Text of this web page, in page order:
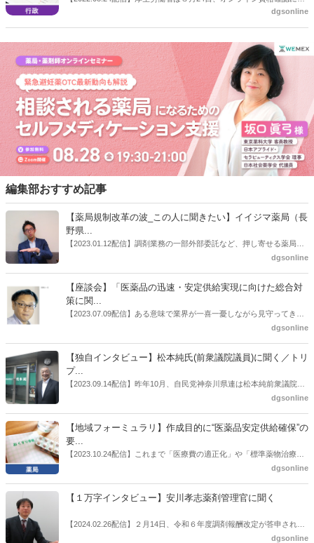
に１回１点、持参がない場合は「加算１」として６カ月に１回３点を
する説明会を開催し、この中で診療報酬・調剤報酬上の加算要件につ
dgsonline
編集部おすすめ記事
【薬局規制改革の波_この人に聞きたい】イイジマ薬局（長
野県...
【2023.01.12配信】調剤業務の一部外部委託など、押し寄せる薬局業
界への規制改革の波。この規制改革の波を薬局業界はどう受け止めた
はないだろうか。本紙ではこうした問題について、厚労省「薬局薬剤
師の業務及び薬局の機能に関するワーキンググループ」に参考人とし
ても出席していたイイジマ薬局（長野県上田市）開設者である飯島裕
dgsonline
【座談会】「医薬品の迅速・安定供給実現に向けた総合対
策に関...
【2023.07.09配信】ある意味で業界が一喜一憂しながら見守ってきた
厚労省「医薬品の迅速・安定供給実現に向けた総合対策に関する有識
書がとりまとめられた。ドラビズon-lineでは検討会を総括する目的で
厚労省医政局医薬産業振興・医療情報企画課長（医薬産業振興・医療
情報企画課セルフケア・セルフメディケーション推進室長併任）安藤
公一氏や青山学院大学名誉教授の三村優美子氏、 日本保険薬局協会医
dgsonline
【独自インタビュー】松本純氏(前衆議院議員)に聞く／トリ
プ...
【2023.09.14配信】昨年10月、自民党神奈川県連は松本純前衆議院議
員を「自民党神奈川1区」（横浜市中区・磯子区・金沢区）の支部長
候補の前提となるもの。薬剤師に関わる政策に広く・深く関わってき
た同氏の復活に向けた薬剤師業界の期待には熱いものがある。不透明
感の払拭できない医療・介護・障害者サービスのトリプル改定等へ
の、薬剤師業界の強い危機感の裏返しといってもいいだろう。本稿で
dgsonline
【地域フォーミュラリ】作成目的に“医薬品安定供給確保”の
要...
【2023.10.24配信】これまで「医療費の適正化」や「標準薬物治療の
推進」などが目的とされることが多かった地域フォーミュラリの作
た。医薬品の安定供給確保だ。10月22日に開かれた「日本フォーミュ
飯田市）は、会員薬局から安定供給確保への強い要望があったことを
受け、安定供給確保が見込めるPPI３成分について銘柄を含めて選定
dgsonline
【１万字インタビュー】安川孝志薬剤管理官に聞く
【2024.02.26配信】２月14日、令和６年度調剤報酬改定が答申され
た。本紙では、厚生労働省保険局医療課・薬剤管理官の安川孝志氏
dgsonline